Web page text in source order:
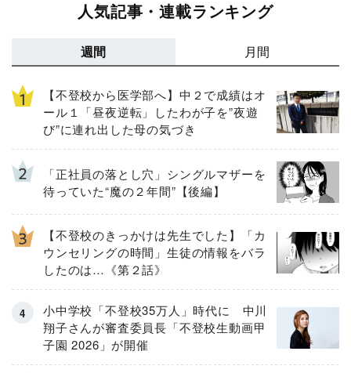
人気記事・連載ランキング
週間 月間
【不登校から医学部へ】中２で成績はオ
ール１「昼夜逆転」したわが子を”夜遊
び”に連れ出した母の気づき
「正社員の落とし穴」シングルマザーを
待っていた“魔の２年間”【後編】
【不登校のきっかけは先生でした】「カ
ウンセリングの時間」生徒の情報をバラ
したのは…《第２話》
小中学校「不登校35万人」時代に 中川
翔子さんが審査委員長「不登校生動画甲
子園 2026」が開催